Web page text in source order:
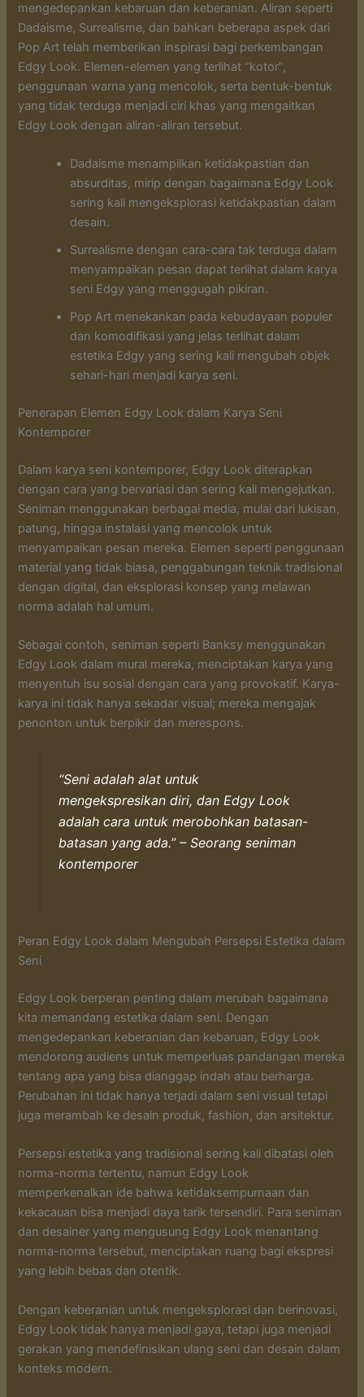
mengedepankan kebaruan dan keberanian. Aliran seperti
Dadaisme, Surrealisme, dan bahkan beberapa aspek dari
Pop Art telah memberikan inspirasi bagi perkembangan
Edgy Look. Elemen-elemen yang terlihat “kotor”,
penggunaan warna yang mencolok, serta bentuk-bentuk
yang tidak terduga menjadi ciri khas yang mengaitkan
Edgy Look dengan aliran-aliran tersebut.
Dadaisme menampilkan ketidakpastian dan
absurditas, mirip dengan bagaimana Edgy Look
sering kali mengeksplorasi ketidakpastian dalam
desain.
Surrealisme dengan cara-cara tak terduga dalam
menyampaikan pesan dapat terlihat dalam karya
seni Edgy yang menggugah pikiran.
Pop Art menekankan pada kebudayaan populer
dan komodifikasi yang jelas terlihat dalam
estetika Edgy yang sering kali mengubah objek
sehari-hari menjadi karya seni.
Penerapan Elemen Edgy Look dalam Karya Seni
Kontemporer
Dalam karya seni kontemporer, Edgy Look diterapkan
dengan cara yang bervariasi dan sering kali mengejutkan.
Seniman menggunakan berbagai media, mulai dari lukisan,
patung, hingga instalasi yang mencolok untuk
menyampaikan pesan mereka. Elemen seperti penggunaan
material yang tidak biasa, penggabungan teknik tradisional
dengan digital, dan eksplorasi konsep yang melawan
norma adalah hal umum.
Sebagai contoh, seniman seperti Banksy menggunakan
Edgy Look dalam mural mereka, menciptakan karya yang
menyentuh isu sosial dengan cara yang provokatif. Karya-
karya ini tidak hanya sekadar visual; mereka mengajak
penonton untuk berpikir dan merespons.
“Seni adalah alat untuk
mengekspresikan diri, dan Edgy Look
adalah cara untuk merobohkan batasan-
batasan yang ada.” – Seorang seniman
kontemporer
Peran Edgy Look dalam Mengubah Persepsi Estetika dalam
Seni
Edgy Look berperan penting dalam merubah bagaimana
kita memandang estetika dalam seni. Dengan
mengedepankan keberanian dan kebaruan, Edgy Look
mendorong audiens untuk memperluas pandangan mereka
tentang apa yang bisa dianggap indah atau berharga.
Perubahan ini tidak hanya terjadi dalam seni visual tetapi
juga merambah ke desain produk, fashion, dan arsitektur.
Persepsi estetika yang tradisional sering kali dibatasi oleh
norma-norma tertentu, namun Edgy Look
memperkenalkan ide bahwa ketidaksempurnaan dan
kekacauan bisa menjadi daya tarik tersendiri. Para seniman
dan desainer yang mengusung Edgy Look menantang
norma-norma tersebut, menciptakan ruang bagi ekspresi
yang lebih bebas dan otentik.
Dengan keberanian untuk mengeksplorasi dan berinovasi,
Edgy Look tidak hanya menjadi gaya, tetapi juga menjadi
gerakan yang mendefinisikan ulang seni dan desain dalam
konteks modern.